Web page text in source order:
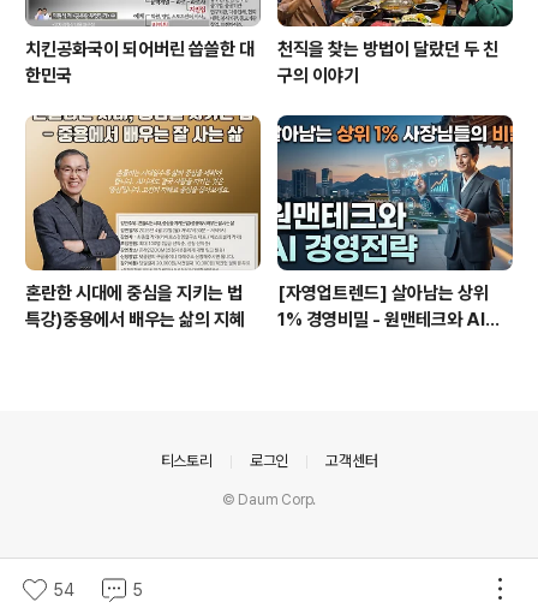
치킨공화국이 되어버린 씁쓸한 대
한민국
천직을 찾는 방법이 달랐던 두 친
구의 이야기
혼란한 시대에 중심을 지키는 법
특강)중용에서 배우는 삶의 지혜
[자영업트렌드] 살아남는 상위
1% 경영비밀 - 원맨테크와 AI경
54 5
티스토리 로그인 고객센터
© Daum Corp.